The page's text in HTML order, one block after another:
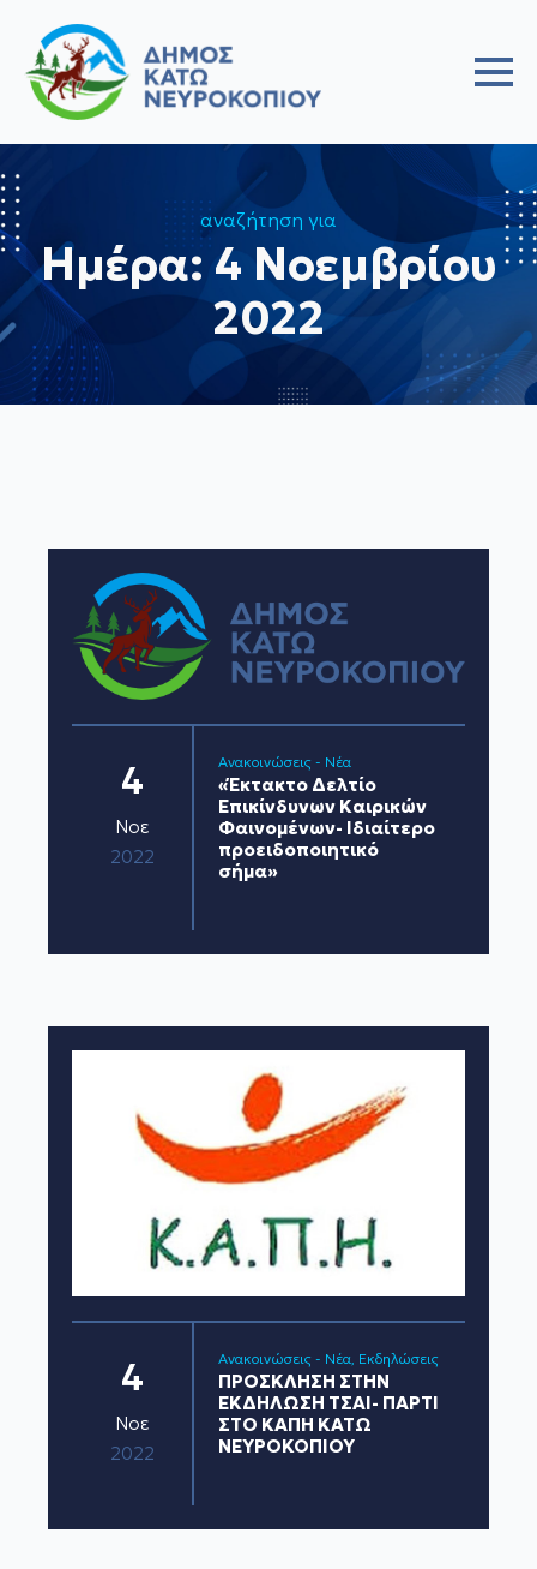
αναζήτηση για
Ημέρα:4 Νοεμβρίου
2022
4
Νοε
2022
Ανακοινώσεις - Νέα
«Έκτακτο Δελτίο
Επικίνδυνων Καιρικών
Φαινομένων- Ιδιαίτερο
προειδοποιητικό
σήμα»
4
Νοε
2022
Ανακοινώσεις - Νέα Εκδηλώσεις
ΠΡΟΣΚΛΗΣΗ ΣΤΗΝ
ΕΚΔΗΛΩΣΗ ΤΣΑΙ- ΠΑΡΤΙ
ΣΤΟ ΚΑΠΗ ΚΑΤΩ
ΝΕΥΡΟΚΟΠΙΟΥ